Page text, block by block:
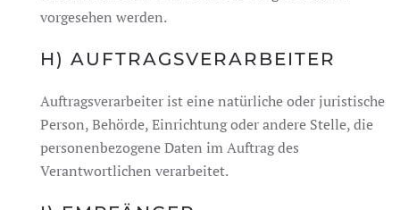
vorgesehen werden.
H) AUFTRAGSVERARBEITER
Auftragsverarbeiter ist eine natürliche oder juristische
Person, Behörde, Einrichtung oder andere Stelle, die
personenbezogene Daten im Auftrag des
Verantwortlichen verarbeitet.